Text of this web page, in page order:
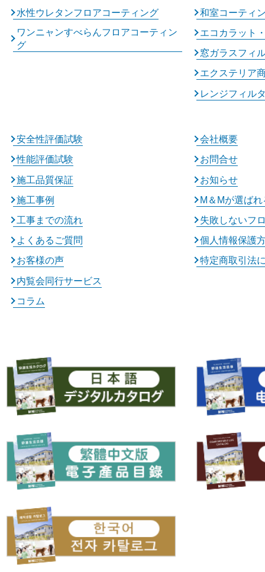
水性ウレタンフロアコーティング
ワンニャンすべらんフロアコーティン
グ
和室コーティ
エコカラット
窓ガラスフィ
エクステリア
レンジフィル
安全性評価試験
性能評価試験
施工品質保証
施工事例
工事までの流れ
よくあるご質問
お客様の声
内覧会同行サービス
コラム
会社概要
お問合せ
お知らせ
M＆Mが選ば
失敗しないフ
個人情報保護
特定商取引法